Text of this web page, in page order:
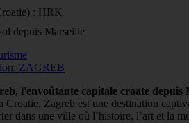
: HRK
depuis Marseille
ZAGREB
l'envoûtante capitale croate depuis
Zagreb est une destination
dans une ville où l’histoire, l’art et la